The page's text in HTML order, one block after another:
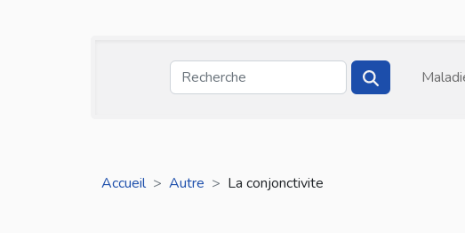
Accueil Autre La conjonctivite